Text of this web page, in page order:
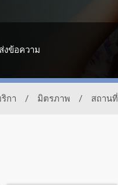
งข้อความ
กา / มิตรภาพ / สถานที่